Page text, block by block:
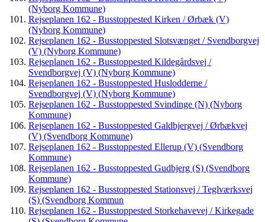
(Nyborg Kommune)
Rejseplanen 162 - Busstoppested Kirken / Ørbæk (V)
(Nyborg Kommune)
Rejseplanen 162 - Busstoppested Slotsvænget / Svendborgvej
(V) (Nyborg Kommune)
Rejseplanen 162 - Busstoppested Kildegårdsvej /
Svendborgvej (V) (Nyborg Kommune)
Rejseplanen 162 - Busstoppested Huslodderne /
Svendborgvej (V) (Nyborg Kommune)
Rejseplanen 162 - Busstoppested Svindinge (N) (Nyborg
Kommune)
Rejseplanen 162 - Busstoppested Galdbjergvej / Ørbækvej
(V) (Svendborg Kommune)
Rejseplanen 162 - Busstoppested Ellerup (V) (Svendborg
Kommune)
Rejseplanen 162 - Busstoppested Gudbjerg (S) (Svendborg
Kommune)
Rejseplanen 162 - Busstoppested Stationsvej / Teglværksvej
(S) (Svendborg Kommun
Rejseplanen 162 - Busstoppested Storkehavevej / Kirkegade